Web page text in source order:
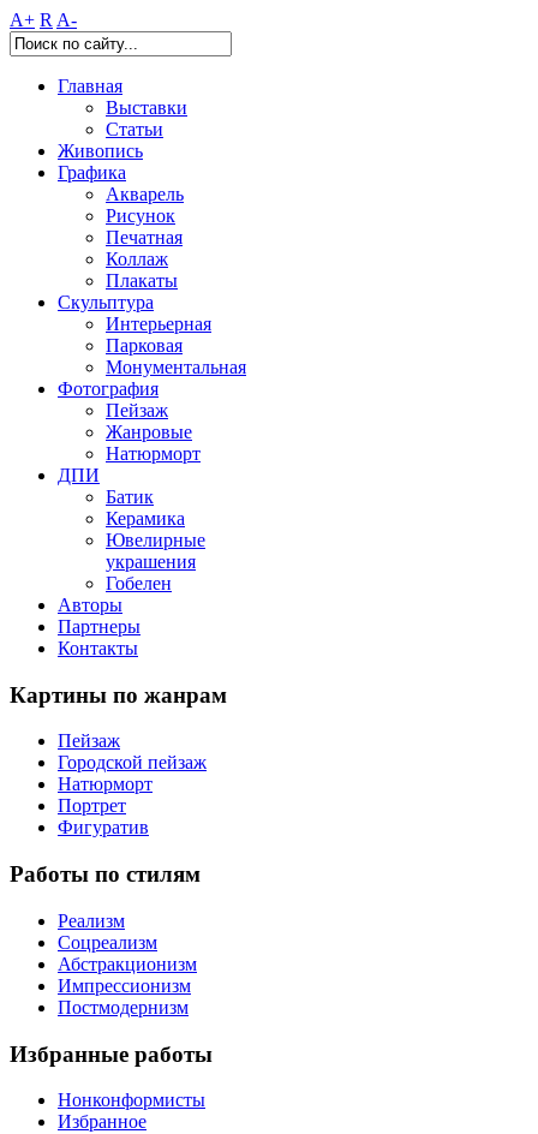
A+ R A-
Главная
Выставки
Статьи
Живопись
Графика
Акварель
Рисунок
Печатная
Коллаж
Плакаты
Скульптура
Интерьерная
Парковая
Монументальная
Фотография
Пейзаж
Жанровые
Натюрморт
ДПИ
Батик
Керамика
Ювелирные
украшения
Гобелен
Авторы
Партнеры
Контакты
Картины по жанрам
Пейзаж
Городской пейзаж
Натюрморт
Портрет
Фигуратив
Работы по стилям
Реализм
Соцреализм
Абстракционизм
Импрессионизм
Постмодернизм
Избранные работы
Нонконформисты
Избранное